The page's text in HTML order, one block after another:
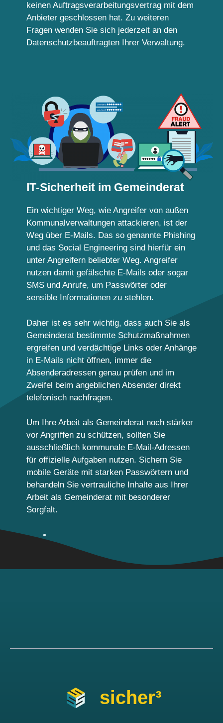
keinen Auftragsverarbeitungsvertrag mit dem
Anbieter geschlossen hat. Zu weiteren
Fragen wenden Sie sich jederzeit an den
Datenschutzbeauftragten Ihrer Verwaltung.
IT-Sicherheit im Gemeinderat
Ein wichtiger Weg, wie Angreifer von außen
Kommunalverwaltungen attackieren, ist der
Weg über E-Mails. Das so genannte Phishing
und das Social Engineering sind hierfür ein
unter Angreifern beliebter Weg. Angreifer
nutzen damit gefälschte E-Mails oder sogar
SMS und Anrufe, um Passwörter oder
sensible Informationen zu stehlen.
Daher ist es sehr wichtig, dass auch Sie als
Gemeinderat bestimmte Schutzmaßnahmen
ergreifen und verdächtige Links oder Anhänge
in E-Mails nicht öffnen, immer die
Absenderadressen genau prüfen und im
Zweifel beim angeblichen Absender direkt
telefonisch nachfragen.
Um Ihre Arbeit als Gemeinderat noch stärker
vor Angriffen zu schützen, sollten Sie
ausschließlich kommunale E-Mail-Adressen
für offizielle Aufgaben nutzen. Sichern Sie
mobile Geräte mit starken Passwörtern und
behandeln Sie vertrauliche Inhalte aus Ihrer
Arbeit als Gemeinderat mit besonderer
Sorgfalt.
sicher³